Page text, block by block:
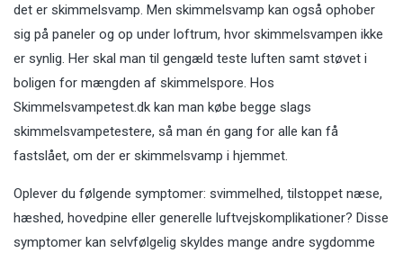
det er skimmelsvamp. Men skimmelsvamp kan også ophober
sig på paneler og op under loftrum, hvor skimmelsvampen ikke
er synlig. Her skal man til gengæld teste luften samt støvet i
boligen for mængden af skimmelspore. Hos
Skimmelsvampetest.dk kan man købe begge slags
skimmelsvampetestere, så man én gang for alle kan få
fastslået, om der er skimmelsvamp i hjemmet.
Oplever du følgende symptomer: svimmelhed, tilstoppet næse,
hæshed, hovedpine eller generelle luftvejskomplikationer? Disse
symptomer kan selvfølgelig skyldes mange andre sygdomme